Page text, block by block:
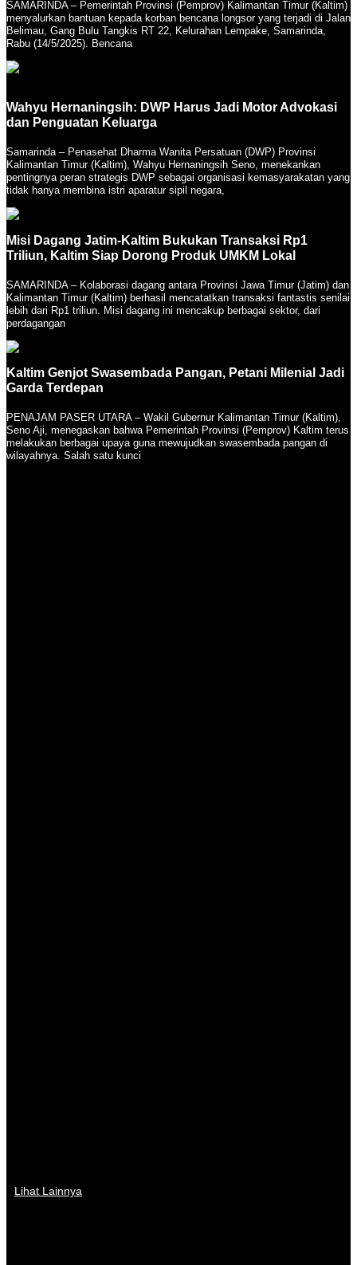
SAMARINDA – Pemerintah Provinsi (Pemprov) Kalimantan Timur (Kaltim)
menyalurkan bantuan kepada korban bencana longsor yang terjadi di Jalan
Belimau, Gang Bulu Tangkis RT 22, Kelurahan Lempake, Samarinda,
Rabu (14/5/2025). Bencana
Wahyu Hernaningsih: DWP Harus Jadi Motor Advokasi
dan Penguatan Keluarga
Samarinda – Penasehat Dharma Wanita Persatuan (DWP) Provinsi
Kalimantan Timur (Kaltim), Wahyu Hernaningsih Seno, menekankan
pentingnya peran strategis DWP sebagai organisasi kemasyarakatan yang
tidak hanya membina istri aparatur sipil negara,
Misi Dagang Jatim-Kaltim Bukukan Transaksi Rp1
Triliun, Kaltim Siap Dorong Produk UMKM Lokal
SAMARINDA – Kolaborasi dagang antara Provinsi Jawa Timur (Jatim) dan
Kalimantan Timur (Kaltim) berhasil mencatatkan transaksi fantastis senilai
lebih dari Rp1 triliun. Misi dagang ini mencakup berbagai sektor, dari
perdagangan
Kaltim Genjot Swasembada Pangan, Petani Milenial Jadi
Garda Terdepan
PENAJAM PASER UTARA – Wakil Gubernur Kalimantan Timur (Kaltim),
Seno Aji, menegaskan bahwa Pemerintah Provinsi (Pemprov) Kaltim terus
melakukan berbagai upaya guna mewujudkan swasembada pangan di
wilayahnya. Salah satu kunci
Lihat Lainnya